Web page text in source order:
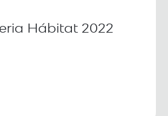
Hábitat 2022